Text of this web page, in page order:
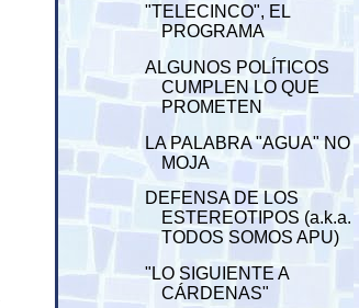
"TELECINCO", EL
PROGRAMA
ALGUNOS POLÍTICOS
CUMPLEN LO QUE
PROMETEN
LA PALABRA "AGUA" NO
MOJA
DEFENSA DE LOS
ESTEREOTIPOS (a.k.a.
TODOS SOMOS APU)
"LO SIGUIENTE A
CÁRDENAS"